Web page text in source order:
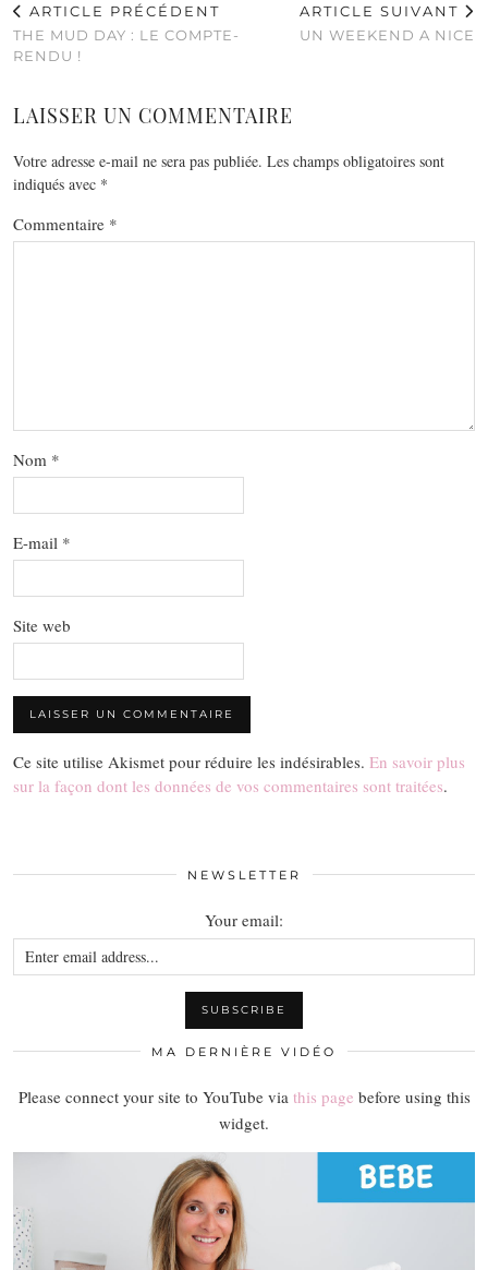
ARTICLE PRÉCÉDENT
THE MUD DAY : LE COMPTE-
RENDU !
ARTICLE SUIVANT
UN WEEKEND A NICE
LAISSER UN COMMENTAIRE
Votre adresse e-mail ne sera pas publiée. Les champs obligatoires sont
indiqués avec *
Commentaire *
Nom *
E-mail *
Site web
Ce site utilise Akismet pour réduire les indésirables. En savoir plus
sur la façon dont les données de vos commentaires sont traitées.
NEWSLETTER
Your email:
MA DERNIÈRE VIDÉO
Please connect your site to YouTube via this page before using this
widget.